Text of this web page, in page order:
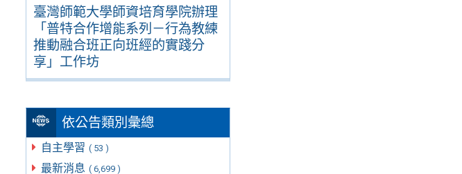
臺灣師範大學師資培育學院辦理
「普特合作增能系列－行為教練
推動融合班正向班經的實踐分
享」工作坊
依公告類別彙總
自主學習 ( 53 )
最新消息 ( 6,699 )